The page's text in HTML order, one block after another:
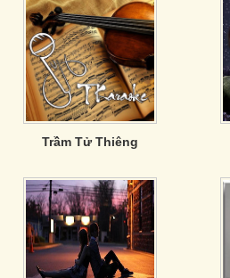
Trầm Tử Thiêng